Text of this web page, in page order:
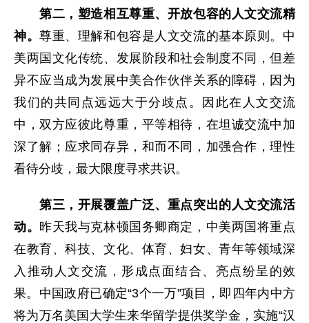
第二，塑造相互尊重、开放包容的人文交流精
神。尊重、理解和包容是人文交流的基本原则。中
美两国文化传统、发展阶段和社会制度不同，但差
异不应当成为发展中美合作伙伴关系的障碍，因为
我们的共同点远远大于分歧点。因此在人文交流
中，双方应彼此尊重，平等相待，在坦诚交流中加
深了解；应求同存异，和而不同，加强合作，理性
看待分歧，最大限度寻求共识。
第三，开展覆盖广泛、重点突出的人文交流活
动。 昨天我与克林顿国务卿商定，中美两国将重点
在教育、科技、文化、体育、妇女、青年等领域深
入推动人文交流，形成点面结合、亮点纷呈的效
果。中国政府已确定“3个一万”项目，即四年内中方
将为万名美国大学生来华留学提供奖学金，实施“汉